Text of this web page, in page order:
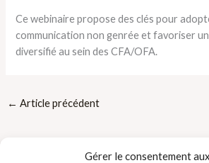
Gérer le consentement aux
Ce webinaire propose des clés pour
communication non genrée et favoriser
diversifié au sein des CFA/OFA.
← Article précédent